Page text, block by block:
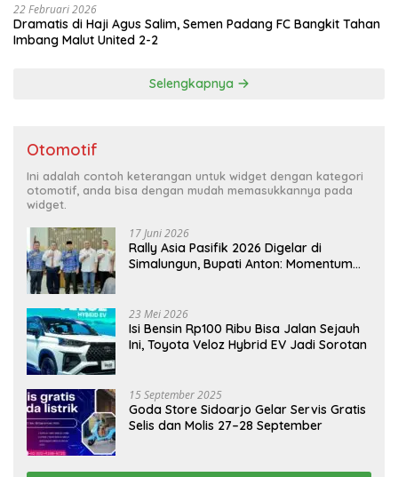
22 Februari 2026
Dramatis di Haji Agus Salim, Semen Padang FC Bangkit Tahan
Imbang Malut United 2-2
Selengkapnya
Otomotif
Ini adalah contoh keterangan untuk widget dengan kategori
otomotif, anda bisa dengan mudah memasukkannya pada
widget.
17 Juni 2026
Rally Asia Pasifik 2026 Digelar di
Simalungun, Bupati Anton: Momentum
23 Mei 2026
Isi Bensin Rp100 Ribu Bisa Jalan Sejauh
Ini, Toyota Veloz Hybrid EV Jadi Sorotan
15 September 2025
Goda Store Sidoarjo Gelar Servis Gratis
Selis dan Molis 27–28 September